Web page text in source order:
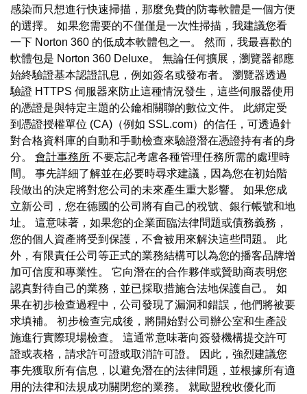
感染而只想進行快速掃描，那麼免費的防毒軟體是一個方便
的選擇。 如果您需要的不僅僅是一次性掃描，我建議您看
一下 Norton 360 的低成本軟體包之一。 然而，我最喜歡的
軟體包是 Norton 360 Deluxe。 無論任何擴展，瀏覽器都應
始終驗證基本認證訊息，例如簽名或發布者。 瀏覽器透過
驗證 HTTPS 伺服器來防止這種情況發生，這些伺服器使用
的憑證是與特定主題的公鑰相關聯的數位文件。 此綁定受
到憑證授權單位 (CA)（例如 SSL.com）的信任，可透過針
對合格資料庫的自動和手動檢查來驗證潛在憑證持有者的身
分。 會計事務所 不要忘記考慮各種管理任務所需的處理時
間。 事先詳細了解並在必要時尋求建議，因為您在初始階
段做出的決定將對您公司的未來產生重大影響。 如果您成
立新公司，您在德國的公司將有自己的稅號、銀行帳號和地
址。 這意味著，如果您的企業面臨法律問題或債務義務，
您的個人資產將受到保護，不會被用來解決這些問題。 此
外，有限責任公司等正式的業務結構可以為您的播客品牌增
加可信度和專業性。 它向潛在的合作夥伴或贊助商表明您
認真對待自己的業務，並已採取措施合法地保護自己。 如
果在初步檢查過程中，公司發現了漏洞和錯誤，他們將被要
求填補。 初步檢查完成後，將開始對公司辦公室和生產設
施進行實際現場檢查。 這通常意味著向簽發機構提交許可
證或表格，請求許可證或取消許可證。 因此，強烈建議您
事先獲取所有信息，以避免潛在的法律問題，並根據所有適
用的法律和法規成功關閉您的業務。 就歐盟稅收優化而